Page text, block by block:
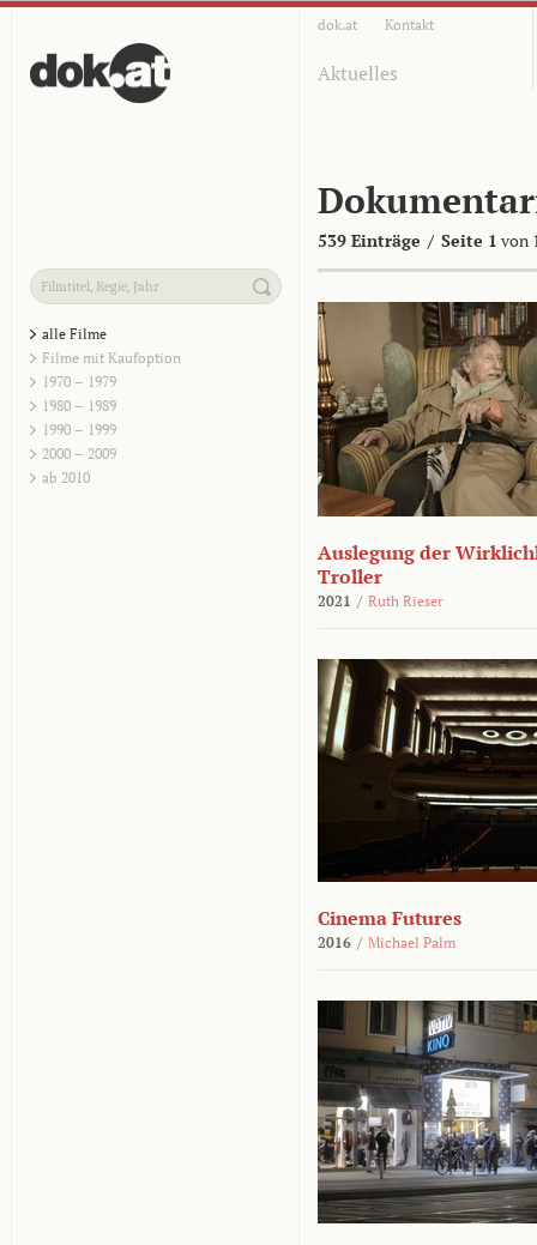
dok.at Kontakt
Aktuelles
539 Einträge / Seite 1 von
alle Filme
Filme mit Kaufoption
1970 – 1979
1980 – 1989
1990 – 1999
2000 – 2009
ab 2010
Auslegung der
Troller
2021 / Ruth Rieser
Cinema Futures
2016 / Michael Palm